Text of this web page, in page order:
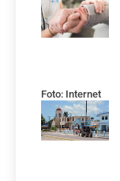
Foto: Internet